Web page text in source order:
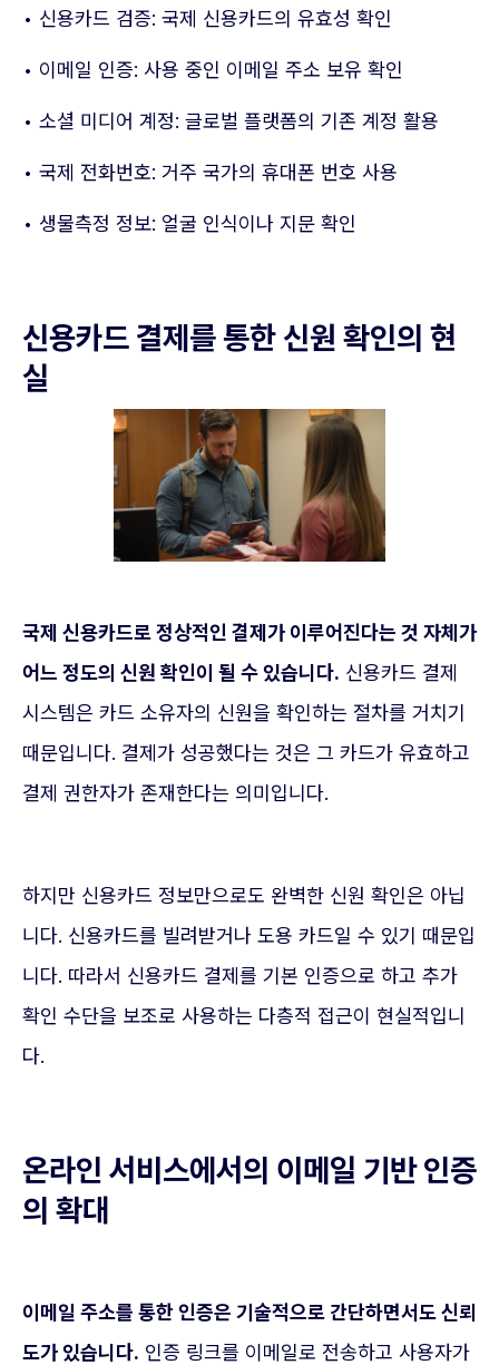
• 신용카드 검증: 국제 신용카드의 유효성 확인
• 이메일 인증: 사용 중인 이메일 주소 보유 확인
• 소셜 미디어 계정: 글로벌 플랫폼의 기존 계정 활용
• 국제 전화번호: 거주 국가의 휴대폰 번호 사용
• 생물측정 정보: 얼굴 인식이나 지문 확인
신용카드 결제를 통한 신원 확인의 현
실
국제 신용카드로 정상적인 결제가 이루어진다는 것 자체가
어느 정도의 신원 확인이 될 수 있습니다. 신용카드 결제
시스템은 카드 소유자의 신원을 확인하는 절차를 거치기
때문입니다. 결제가 성공했다는 것은 그 카드가 유효하고
결제 권한자가 존재한다는 의미입니다.
하지만 신용카드 정보만으로도 완벽한 신원 확인은 아닙
니다. 신용카드를 빌려받거나 도용 카드일 수 있기 때문입
니다. 따라서 신용카드 결제를 기본 인증으로 하고 추가
확인 수단을 보조로 사용하는 다층적 접근이 현실적입니
다.
온라인 서비스에서의 이메일 기반 인증
의 확대
이메일 주소를 통한 인증은 기술적으로 간단하면서도 신뢰
도가 있습니다. 인증 링크를 이메일로 전송하고 사용자가